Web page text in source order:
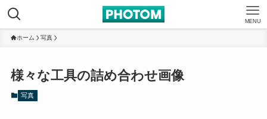
MENU
ホーム 写真
様々な工具の詰め合わせ画像
写真